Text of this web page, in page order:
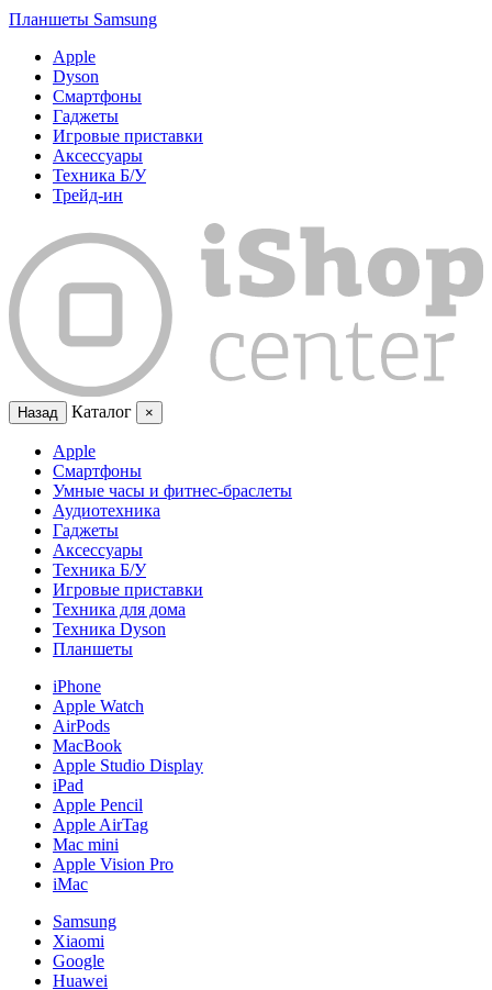
Планшеты Samsung
Apple
Dyson
Смартфоны
Гаджеты
Игровые приставки
Аксессуары
Техника Б/У
Трейд-ин
Назад Каталог ×
Apple
Смартфоны
Умные часы и фитнес-браслеты
Аудиотехника
Гаджеты
Аксессуары
Техника Б/У
Игровые приставки
Техника для дома
Техника Dyson
Планшеты
iPhone
Apple Watch
AirPods
MacBook
Apple Studio Display
iPad
Apple Pencil
Apple AirTag
Mac mini
Apple Vision Pro
iMac
Samsung
Xiaomi
Google
Huawei